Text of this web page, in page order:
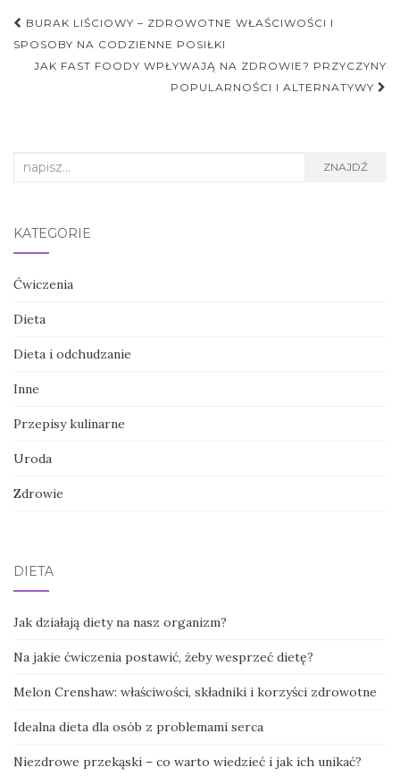
Nawigacja
postu
BURAK LIŚCIOWY – ZDROWOTNE WŁAŚCIWOŚCI I
SPOSOBY NA CODZIENNE POSIŁKI
JAK FAST FOODY WPŁYWAJĄ NA ZDROWIE? PRZYCZYNY
POPULARNOŚCI I ALTERNATYWY
Search
ZNAJDŹ
KATEGORIE
Ćwiczenia
Dieta
Dieta i odchudzanie
Inne
Przepisy kulinarne
Uroda
Zdrowie
DIETA
Jak działają diety na nasz organizm?
Na jakie ćwiczenia postawić, żeby wesprzeć dietę?
Melon Crenshaw: właściwości, składniki i korzyści zdrowotne
Idealna dieta dla osób z problemami serca
Niezdrowe przekąski – co warto wiedzieć i jak ich unikać?